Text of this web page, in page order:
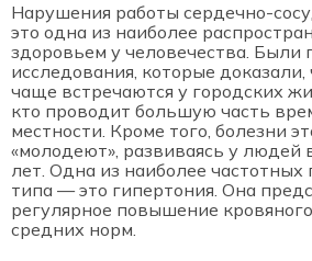
Нарушения работы сердечно-
это одна из наиболее
здоровьем у человечества. Были
исследования, которые доказали,
чаще встречаются у городских
кто проводит большую часть
местности. Кроме того, болезни
«молодеют», развиваясь у людей
лет. Одна из наиболее частотных
типа — это гипертония. Она
регулярное повышение
средних норм.